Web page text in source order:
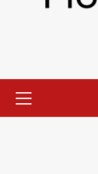
Menu